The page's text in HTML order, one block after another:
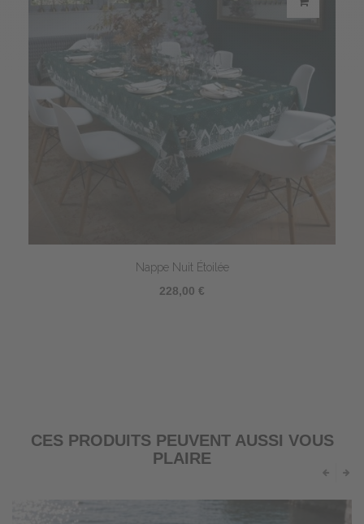
Nappe Nuit Étoilée
228,00 €
CES PRODUITS PEUVENT AUSSI VOUS
PLAIRE